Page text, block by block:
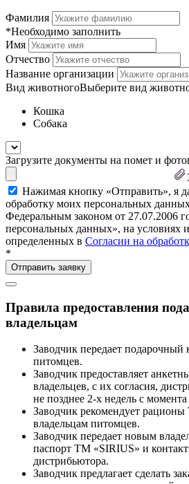
Фамилия
*Необходимо заполнить
Имя
Отчество
Название организации
Вид животногоВыберите вид
Кошка
Собака
Загрузите документы на помет и
Нажимая кнопку «Отправить», я
обработку моих персональных
Федеральным законом от 27.07.2006
персональных данных», на условиях
определенных в Согласии на
*
Правила предоставления
владельцам
Заводчик передает
питомцев.
Заводчик предоставляет
владельцев, с их согласия,
не позднее 2-х недель с
Заводчик рекомендует
владельцам питомцев.
Заводчик передает новым
паспорт ТМ «SIRIUS» и
дистрибьютора.
Заводчик предлагает сделать